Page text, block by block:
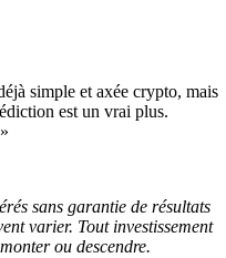
simple et axée crypto, mais
est un vrai plus.
sans garantie de résultats
varier. Tout investissement
ou descendre.